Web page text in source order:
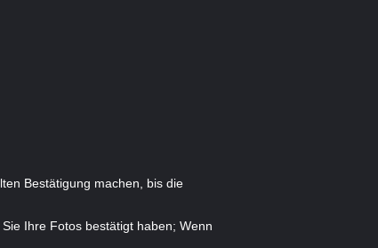
Bestätigung machen, bis die
Ihre Fotos bestätigt haben; Wenn